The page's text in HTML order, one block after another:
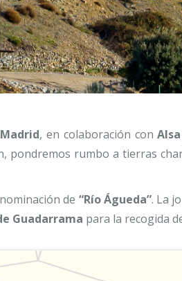
, en colaboración con
pondremos rumbo a tierras
de “Río Águeda”. La
Guadarrama para la recogida